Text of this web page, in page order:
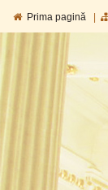
Prima pagină